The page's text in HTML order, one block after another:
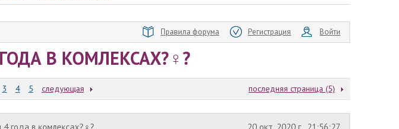
Правила форума Регистрация Войти
В КОМЛЕКСАХ?‍♀️?
3 4 5 следующая последняя страница (5)